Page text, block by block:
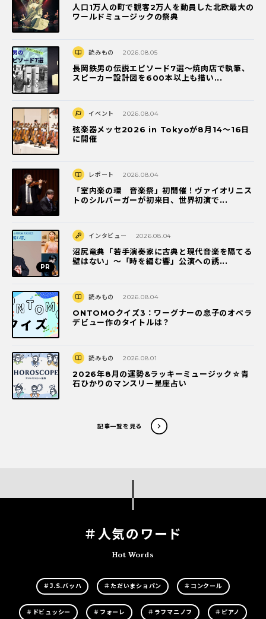
人口1万人の町で観客2万人を動員した北欧最大の
ワールドミュージックの祭典
読みもの 2026.08.05
長岡鉄男の伝説エピソード7選〜焼肉店で執筆、
スピーカー設計図を600本以上も描い...
イベント 2026.08.04
弦楽器メッセ2026 in Tokyoが8月14～16日
に開催
レポート 2026.08.04
「室内楽の環 音楽祭」初開催！ヴァイオリニス
トのシルバーガーが初来日、世界初演で...
インタビュー 2026.08.04
沼尻竜典「若手演奏家に古典と現代音楽を隔てる
壁はない」～「時を編む響」公演への誘...
読みもの 2026.08.04
ONTOMOクイズ3：ワーグナーの息子のオペラ
デビュー作のタイトルは？
読みもの 2026.08.01
2026年8月の運勢&ラッキーミュージック☆青
石ひかりのマンスリー星座占い
記事一覧を見る
＃人気のワード
Hot Words
＃J.S.バッハ ＃ただいまショパン ＃コンクール
＃ドビュッシー ＃フォーレ ＃ラフマニノフ ＃ピアノ